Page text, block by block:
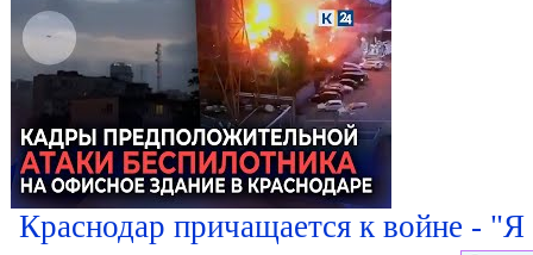
Краснодар причащается к войне -